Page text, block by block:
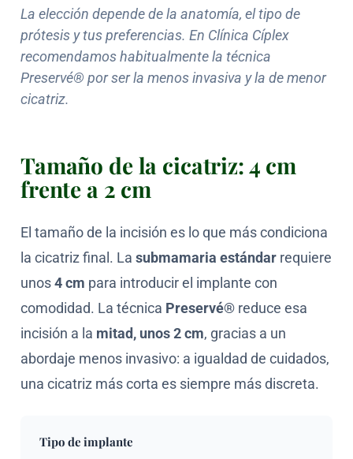
La elección depende de la anatomía, el tipo de
prótesis y tus preferencias. En Clínica Cíplex
recomendamos habitualmente la técnica
Preservé® por ser la menos invasiva y la de menor
cicatriz.
Tamaño de la cicatriz: 4 cm
frente a 2 cm
El tamaño de la incisión es lo que más condiciona
la cicatriz final. La submamaria estándar requiere
unos4 cm para introducir el implante con
comodidad. La técnica Preservé® reduce esa
incisión a la mitad, unos 2 cm, gracias a un
abordaje menos invasivo: a igualdad de cuidados,
una cicatriz más corta es siempre más discreta.
Tipo de implante